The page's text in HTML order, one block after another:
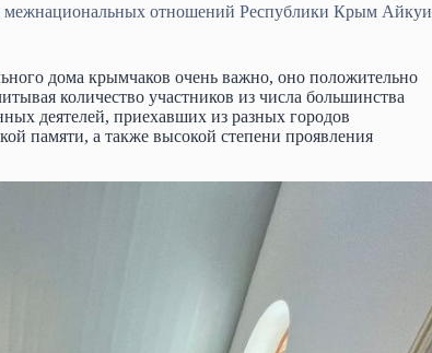
межнациональных отношений Республики Крым Айкуи
дома крымчаков очень важно, оно положительно
количество участников из числа большинства
деятелей, приехавших из разных городов
памяти, а также высокой степени проявления